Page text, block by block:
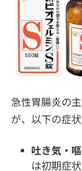
急性胃腸炎の
が、以下の症状
吐き気・
は初期症